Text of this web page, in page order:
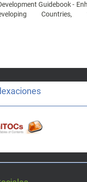
Guidebook -
Countries,